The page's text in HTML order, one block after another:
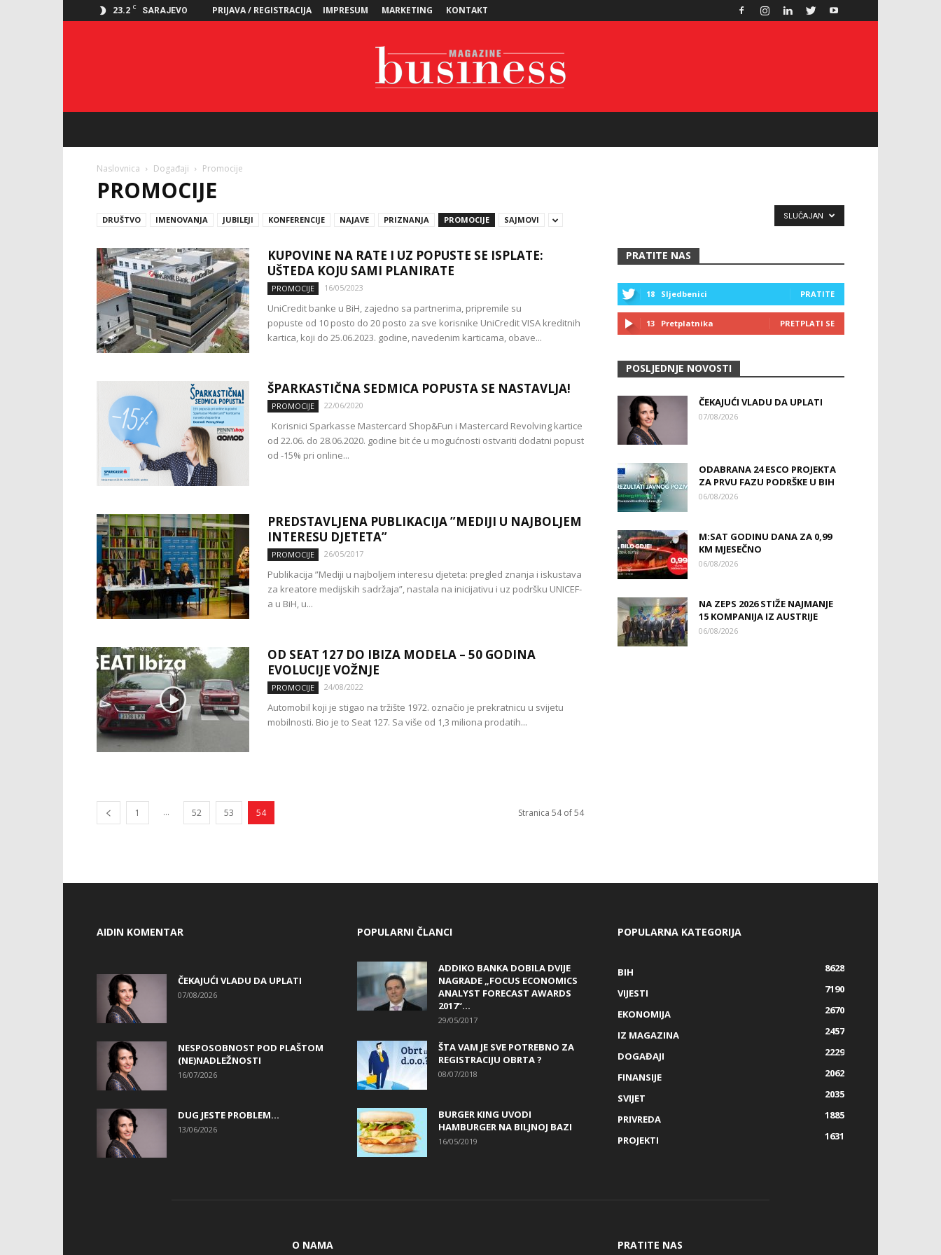
23.2 C SARAJEVO PRIJAVA / REGISTRACIJA IMPRESUM MARKETING KONTAKT
Naslovnica Događaji Promocije
PROMOCIJE
DRUŠTVO IMENOVANJA JUBILEJI KONFERENCIJE NAJAVE PRIZNANJA PROMOCIJE SAJMOVI SLUČAJAN
KUPOVINE NA RATE I UZ POPUSTE SE ISPLATE:
UŠTEDA KOJU SAMI PLANIRATE
PROMOCIJE 16/05/2023
UniCredit banke u BiH, zajedno sa partnerima, pripremile su
popuste od 10 posto do 20 posto za sve korisnike UniCredit VISA kreditnih
kartica, koji do 25.06.2023. godine, navedenim karticama, obave...
ŠPARKASTIČNA SEDMICA POPUSTA SE NASTAVLJA!
PROMOCIJE 22/06/2020
Korisnici Sparkasse Mastercard Shop&Fun i Mastercard Revolving kartice
od 22.06. do 28.06.2020. godine bit će u mogućnosti ostvariti dodatni popust
od -15% pri online...
PREDSTAVLJENA PUBLIKACIJA ”MEDIJI U NAJBOLJEM
INTERESU DJETETA”
PROMOCIJE 26/05/2017
Publikacija ”Mediji u najboljem interesu djeteta: pregled znanja i iskustava
za kreatore medijskih sadržaja”, nastala na inicijativu i uz podršku UNICEF-
a u BiH, u...
OD SEAT 127 DO IBIZA MODELA – 50 GODINA
EVOLUCIJE VOŽNJE
PROMOCIJE 24/08/2022
Automobil koji je stigao na tržište 1972. označio je prekratnicu u svijetu
mobilnosti. Bio je to Seat 127. Sa više od 1,3 miliona prodatih...
1 ... 52 53 54 Stranica 54 of 54
PRATITE NAS
18 Sljedbenici PRATITE
13 Pretplatnika PRETPLATI SE
POSLJEDNJE NOVOSTI
ČEKAJUĆI VLADU DA UPLATI
07/08/2026
ODABRANA 24 ESCO PROJEKTA
ZA PRVU FAZU PODRŠKE U BIH
06/08/2026
M:SAT GODINU DANA ZA 0,99
KM MJESEČNO
06/08/2026
NA ZEPS 2026 STIŽE NAJMANJE
15 KOMPANIJA IZ AUSTRIJE
06/08/2026
AIDIN KOMENTAR
ČEKAJUĆI VLADU DA UPLATI
07/08/2026
NESPOSOBNOST POD PLAŠTOM
(NE)NADLEŽNOSTI
16/07/2026
DUG JESTE PROBLEM…
13/06/2026
POPULARNI ČLANCI
ADDIKO BANKA DOBILA DVIJE
NAGRADE „FOCUS ECONOMICS
ANALYST FORECAST AWARDS
2017“...
29/05/2017
ŠTA VAM JE SVE POTREBNO ZA
REGISTRACIJU OBRTA ?
08/07/2018
BURGER KING UVODI
HAMBURGER NA BILJNOJ BAZI
16/05/2019
POPULARNA KATEGORIJA
BIH
8628
VIJESTI
7190
EKONOMIJA
2670
IZ MAGAZINA
2457
DOGAĐAJI
2229
FINANSIJE
2062
SVIJET
2035
PRIVREDA
1885
PROJEKTI
1631
O NAMA PRATITE NAS